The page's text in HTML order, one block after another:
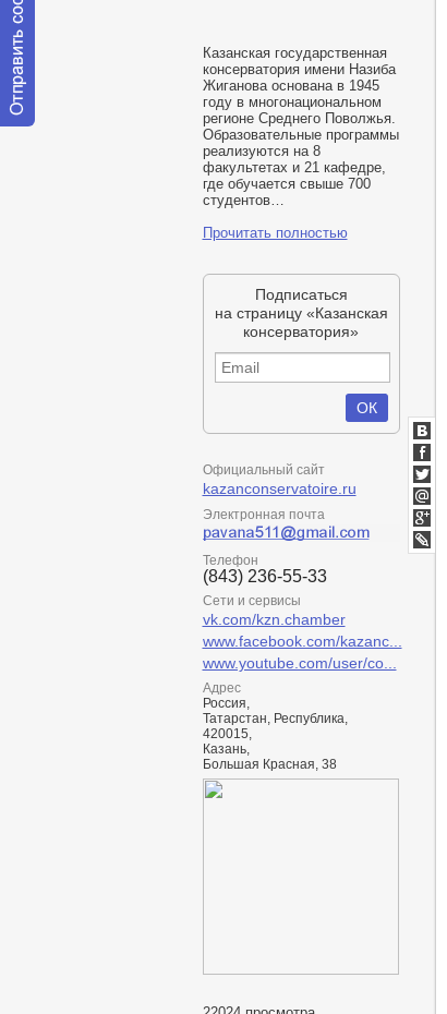
Казанская государственная
консерватория имени Назиба
Жиганова основана в 1945
году в многонациональном
регионе Среднего Поволжья.
Образовательные программы
реализуются на 8
факультетах и 21 кафедре,
где обучается свыше 700
студентов…
Прочитать полностью
Подписаться
на страницу «Казанская
консерватория»
Официальный сайт
kazanconservatoire.ru
Электронная почта
Телефон
(843) 236-55-33
Сети и сервисы
vk.com/kzn.chamber
www.facebook.com/kazanc...
www.youtube.com/user/co...
Адрес
Россия,
Татарстан, Республика,
420015,
Казань,
Большая Красная, 38
Twitter
Мой
Мир